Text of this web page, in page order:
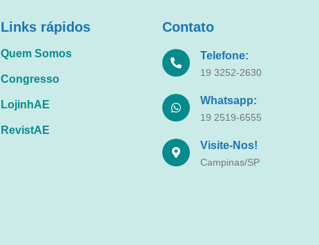
Links rápidos
Quem Somos
Congresso
LojinhAE
RevistAE
Contato
Telefone:
19 3252-2630
Whatsapp:
19 2519-6555
Visite-Nos!
Campinas/SP